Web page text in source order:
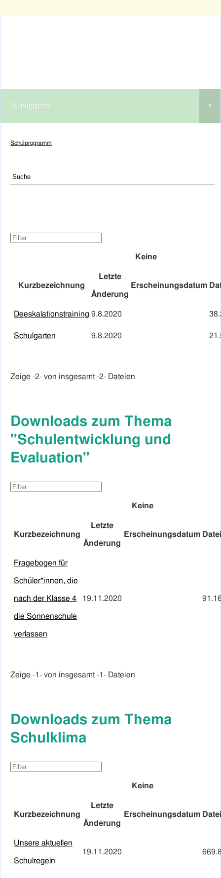
Navigation ▾
Schulprogramm
Keine
Kurzbezeichnung
Letzte
Änderung
Erscheinungsdatum
Deeskalationstraining 9.8.2020
Schulgarten 9.8.2020
Zeige -2- von insgesamt -2- Dateien
Downloads zum Thema
"Schulentwicklung und
Evaluation"
Keine
Kurzbezeichnung
Letzte
Änderung
Erscheinungsdatum
Fragebogen für
Schüler*innen, die
nach der Klasse 4
die Sonnenschule
verlassen
19.11.2020
Zeige -1 - von insgesamt -1- Dateien
Downloads zum Thema
Schulklima
Keine
Kurzbezeichnung
Letzte
Änderung
Erscheinungsdatum
Unsere aktuellen
Schulregeln
19.11.2020